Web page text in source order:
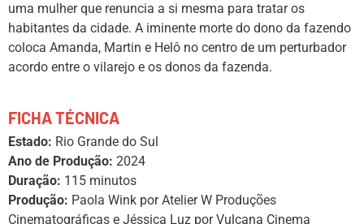
uma mulher que renuncia a si mesma para tratar os
habitantes da cidade. A iminente morte do dono da fazendo
coloca Amanda, Martin e Helô no centro de um perturbador
acordo entre o vilarejo e os donos da fazenda.
FICHA TÉCNICA
Estado: Rio Grande do Sul
Ano de Produção: 2024
Duração: 115 minutos
Produção: Paola Wink por Atelier W Produções
Cinematográficas e Jéssica Luz por Vulcana Cinema